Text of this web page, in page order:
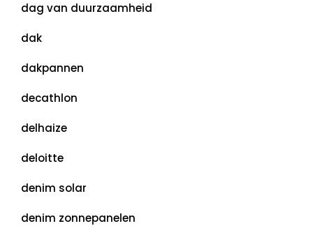
dag van duurzaamheid
dak
dakpannen
decathlon
delhaize
deloitte
denim solar
denim zonnepanelen